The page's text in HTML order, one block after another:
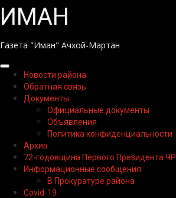
Перейти
содержимому
ИМАН
Газета "Иман" Ачхой-Мартан
Основное
меню
Новости района
Обратная связь
Документы
Официальные документы
Объявления
Политика конфиденциальности
Архив
72-годовщина Первого Президента ЧР
Информационные сообщения
В Прокуратуре района
Covid-19